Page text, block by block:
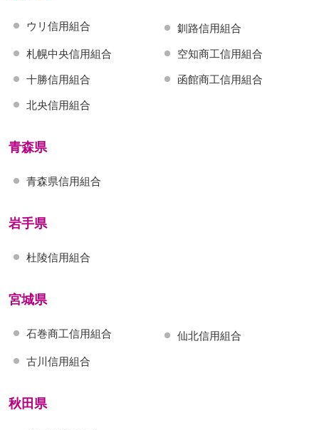
ウリ信用組合 釧路信用組合
札幌中央信用組合 空知商工信用組合
十勝信用組合 函館商工信用組合
北央信用組合
青森県
青森県信用組合
岩手県
杜陵信用組合
宮城県
石巻商工信用組合 仙北信用組合
古川信用組合
秋田県